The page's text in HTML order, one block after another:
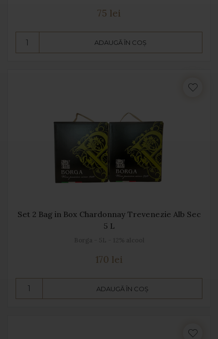
75 lei
ADAUGĂ ÎN COȘ
Set 2 Bag in Box Chardonnay Trevenezie Alb Sec
5 L
170 lei
ADAUGĂ ÎN COȘ